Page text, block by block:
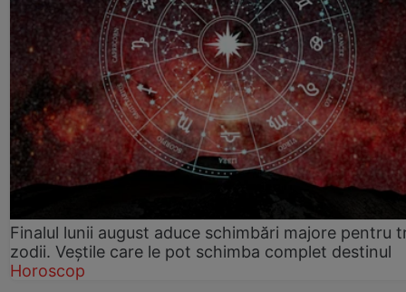
Finalul lunii august aduce schimbări majore pentru
zodii. Veștile care le pot schimba complet destinul
Horoscop